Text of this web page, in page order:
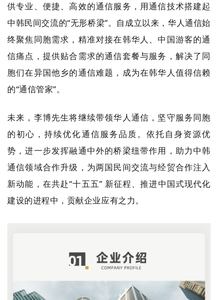
供专业、便捷、高效的通信服务，用通信技术搭建起
中韩民间交流的“无形桥梁”。自成立以来，华人通信始
终聚焦同胞需求，精准对接在韩华人、中国游客的通
信痛点，提供贴合需求的通信套餐与服务，解决了同
胞们在异国他乡的通信难题，成为在韩华人值得信赖
的“通信管家”。
未来，李博先生将继续带领华人通信，坚守服务同胞
的初心，持续优化通信服务品质。依托自身资源优
势，进一步发挥融通中外的桥梁纽带作用，助力中韩
通信领域合作升级，为两国民间交流与经贸合作注入
新动能，在共赴“十五五” 新征程、推进中国式现代化
建设的进程中，贡献企业应有之力。